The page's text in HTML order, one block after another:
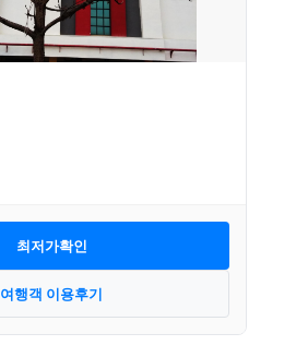
최저가확인
여행객 이용후기